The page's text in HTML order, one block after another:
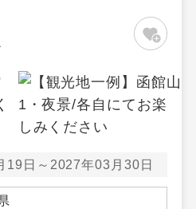
19日～2027年03月30日